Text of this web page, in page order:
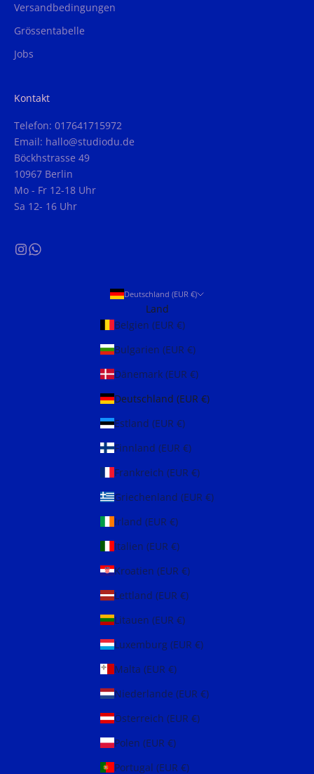
Versandbedingungen
Grössentabelle
Jobs
Kontakt
Telefon: 017641715972
Email: hallo@studiodu.de
Böckhstrasse 49
10967 Berlin
Mo - Fr 12-18 Uhr
Sa 12- 16 Uhr
Deutschland (EUR €)
Land
Belgien (EUR €)
Bulgarien (EUR €)
Dänemark (EUR €)
Deutschland (EUR €)
Estland (EUR €)
Finnland (EUR €)
Frankreich (EUR €)
Griechenland (EUR €)
Irland (EUR €)
Italien (EUR €)
Kroatien (EUR €)
Lettland (EUR €)
Litauen (EUR €)
Luxemburg (EUR €)
Malta (EUR €)
Niederlande (EUR €)
Österreich (EUR €)
Polen (EUR €)
Portugal (EUR €)